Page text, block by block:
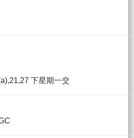
下星期一交